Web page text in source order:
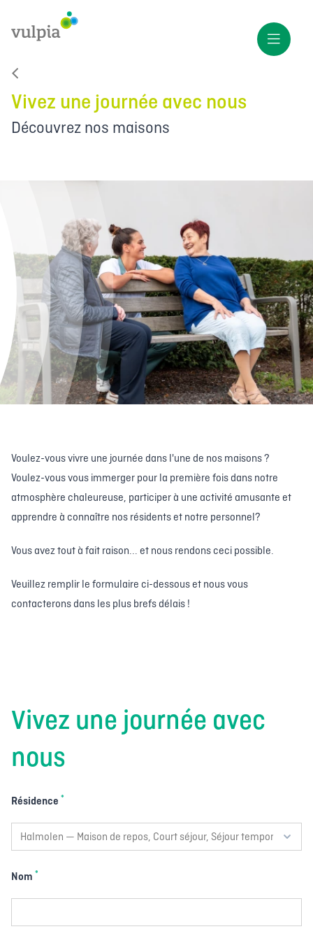
Vivez une journée avec nous
Découvrez nos maisons
Voulez-vous vivre une journée dans l'une de nos maisons ?
Voulez-vous vous immerger pour la première fois dans notre
atmosphère chaleureuse, participer à une activité amusante et
apprendre à connaître nos résidents et notre personnel?
Vous avez tout à fait raison... et nous rendons ceci possible.
Veuillez remplir le formulaire ci-dessous et nous vous
contacterons dans les plus brefs délais !
Vivez une journée avec
nous
Résidence *
Nom *